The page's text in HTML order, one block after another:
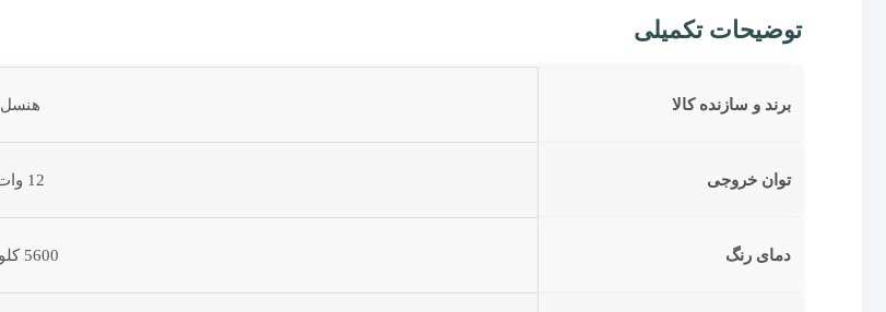
توضیحات تکمیلی
برند و سازنده کالا هنسل
توان خروجی 12 وات
دمای رنگ 5600 کلوین